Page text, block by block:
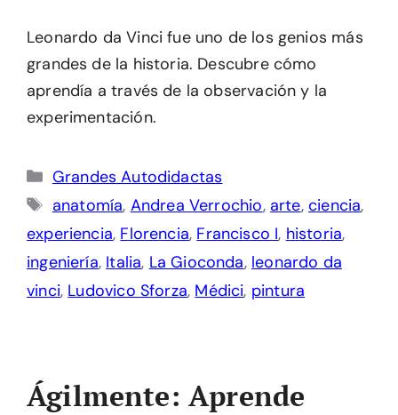
Leonardo da Vinci fue uno de los genios más
grandes de la historia. Descubre cómo
aprendía a través de la observación y la
experimentación.
Categorías
Grandes Autodidactas
Etiquetas
anatomía, Andrea Verrochio, arte, ciencia,
experiencia, Florencia, Francisco I, historia,
ingeniería, Italia, La Gioconda, leonardo da
vinci, Ludovico Sforza, Médici, pintura
Ágilmente: Aprende